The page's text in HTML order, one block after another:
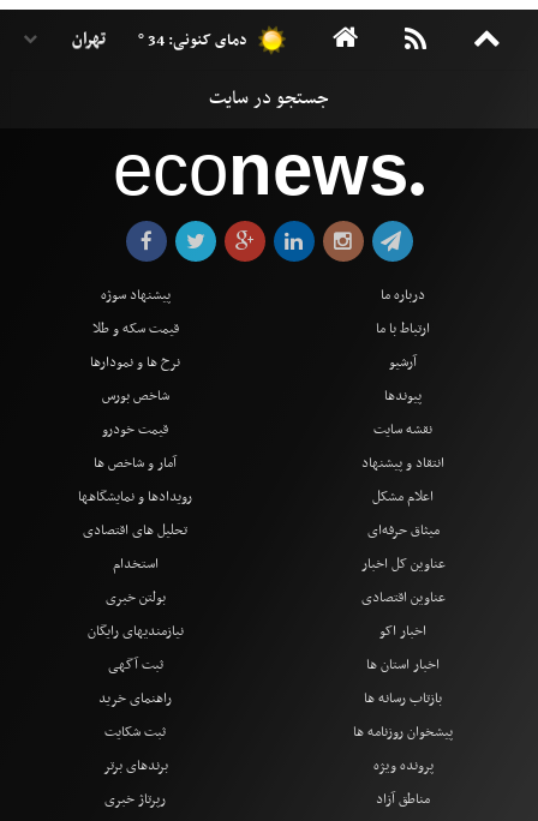
دمای کنونی: 34 °
econews●
درباره ما
ارتباط با ما
آرشیو
پیوندها
نقشه سایت
انتقاد و پیشنهاد
اعلام مشکل
میثاق حرفه‌ای
پیشنهاد سوژه
قیمت سکه و طلا
نرخ ها و نمودارها
شاخص بورس
قیمت خودرو
آمار و شاخص ها
رویدادها و نمایشگاهها
تحلیل های اقتصادی
عناوین کل اخبار
عناوین اقتصادی
اخبار اکو
اخبار استان ها
بازتاب رسانه ها
پیشخوان روزنامه ها
پرونده ویژه
مناطق آزاد
استخدام
بولتن خبری
نیازمندیهای رایگان
ثبت آگهی
راهنمای خرید
ثبت شکایت
برندهای برتر
رپرتاژ خبری